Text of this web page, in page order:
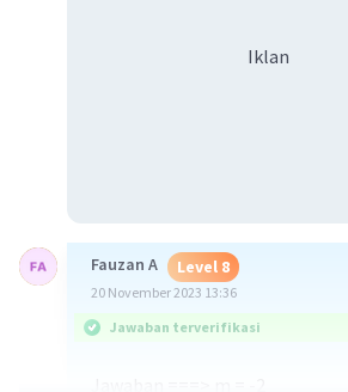
Iklan
Fauzan A Level 8
20 November 2023 13:36
Jawaban terverifikasi